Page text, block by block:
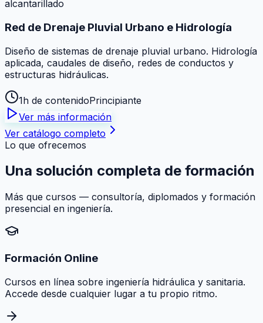
alcantarillado
Red de Drenaje Pluvial Urbano e Hidrología
Diseño de sistemas de drenaje pluvial urbano. Hidrología
aplicada, caudales de diseño, redes de conductos y
estructuras hidráulicas.
1h de contenidoPrincipiante
Ver más información
Ver catálogo completo
Lo que ofrecemos
Una solución completa de formación
Más que cursos — consultoría, diplomados y formación
presencial en ingeniería.
Formación Online
Cursos en línea sobre ingeniería hidráulica y sanitaria.
Accede desde cualquier lugar a tu propio ritmo.